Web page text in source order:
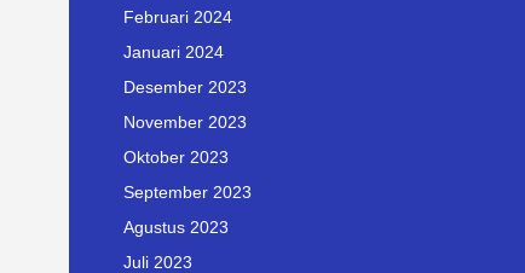
Februari 2024
Januari 2024
Desember 2023
November 2023
Oktober 2023
September 2023
Agustus 2023
Juli 2023